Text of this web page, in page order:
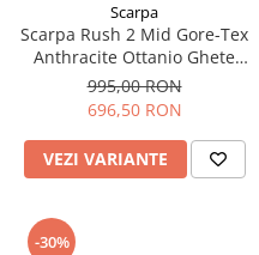
Scarpa
Scarpa Rush 2 Mid Gore-Tex
Anthracite Ottanio Ghete
Drumetie Barbati
995,00 RON
696,50 RON
VEZI VARIANTE
-30%